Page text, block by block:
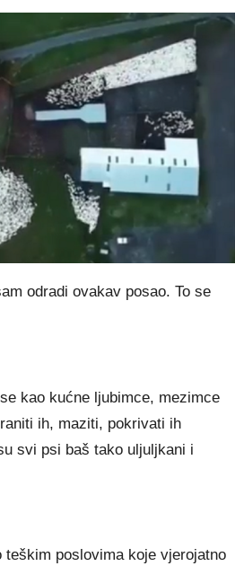
odradi ovakav posao. To se
kao kućne ljubimce, mezimce
ih, maziti, pokrivati ih
svi psi baš tako uljuljkani i
teškim poslovima koje vjerojatno